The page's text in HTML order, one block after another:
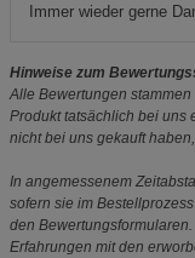
Immer wieder gerne
Hinweise zum
Alle Bewertungen
Produkt tatsächlich bei uns
nicht bei uns gekauft
In angemessenem
sofern sie im
den
Erfahrungen mit den